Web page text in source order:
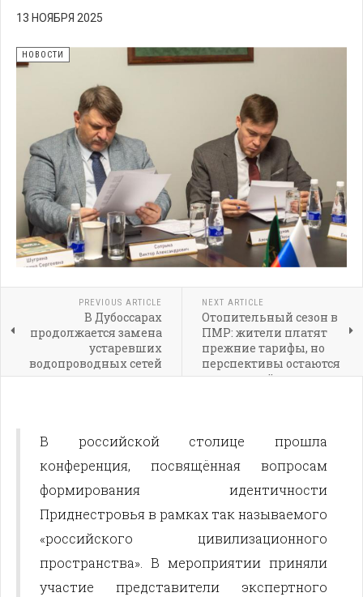
13 НОЯБРЯ 2025
НОВОСТИ
PREVIOUS ARTICLE
В Дубоссарах
продолжается замена
устаревших
водопроводных сетей
NEXT ARTICLE
Отопительный сезон в
ПМР: жители платят
прежние тарифы, но
перспективы остаются
неопределёнными
В российской столице прошла
конференция, посвящённая вопросам
формирования идентичности
Приднестровья в рамках так называемого
«российского цивилизационного
пространства». В мероприятии приняли
участие представители экспертного